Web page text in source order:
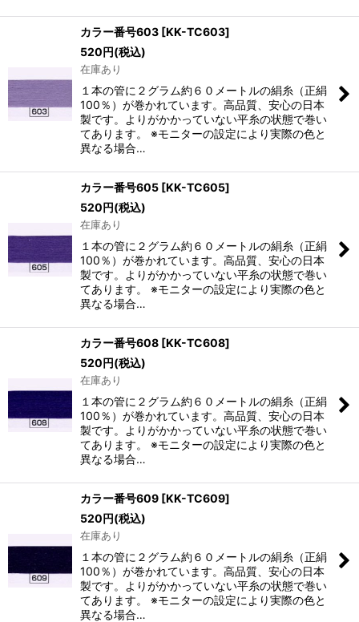
カラー番号603 [KK-TC603]
520円(税込)
在庫あり
１本の管に２グラム約６０メートルの絹糸（正絹
100％）が巻かれています。高品質、安心の日本
製です。よりがかかっていない平糸の状態で巻い
てあります。 ※モニターの設定により実際の色と
異なる場合…
カラー番号605 [KK-TC605]
520円(税込)
在庫あり
１本の管に２グラム約６０メートルの絹糸（正絹
100％）が巻かれています。高品質、安心の日本
製です。よりがかかっていない平糸の状態で巻い
てあります。 ※モニターの設定により実際の色と
異なる場合…
カラー番号608 [KK-TC608]
520円(税込)
在庫あり
１本の管に２グラム約６０メートルの絹糸（正絹
100％）が巻かれています。高品質、安心の日本
製です。よりがかかっていない平糸の状態で巻い
てあります。 ※モニターの設定により実際の色と
異なる場合…
カラー番号609 [KK-TC609]
520円(税込)
在庫あり
１本の管に２グラム約６０メートルの絹糸（正絹
100％）が巻かれています。高品質、安心の日本
製です。よりがかかっていない平糸の状態で巻い
てあります。 ※モニターの設定により実際の色と
異なる場合…